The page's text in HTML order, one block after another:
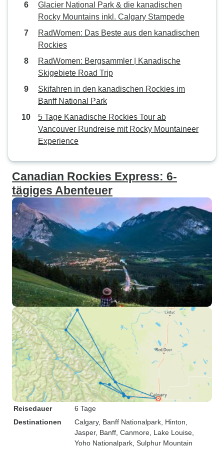
Glacier National Park & die kanadischen
Rocky Mountains inkl. Calgary Stampede
RadWomen: Das Beste aus den kanadischen
Rockies
RadWomen: Bergsammler | Kanadische
Skigebiete Road Trip
Skifahren in den kanadischen Rockies im
Banff National Park
5 Tage Kanadische Rockies Tour ab
Vancouver Rundreise mit Rocky Mountaineer
Experience
Canadian Rockies Express: 6-
tägiges Abenteuer
Reisedauer
6 Tage
Destinationen
Calgary, Banff Nationalpark , Hinton
Jasper, Banff , Canmore , Lake Louise
Yoho Nationalpark , Sulphur Mountain